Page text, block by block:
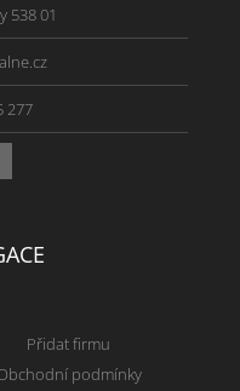
538 01
277
Přidat firmu
podmínky